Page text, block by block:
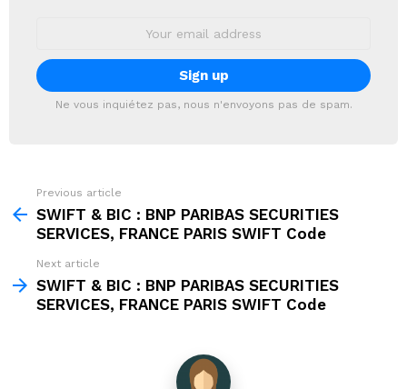
Ne vous inquiétez pas, nous n'envoyons pas de spam.
more
Previous article
SWIFT & BIC : BNP PARIBAS SECURITIES
SERVICES, FRANCE PARIS SWIFT Code
Next article
SWIFT & BIC : BNP PARIBAS SECURITIES
SERVICES, FRANCE PARIS SWIFT Code